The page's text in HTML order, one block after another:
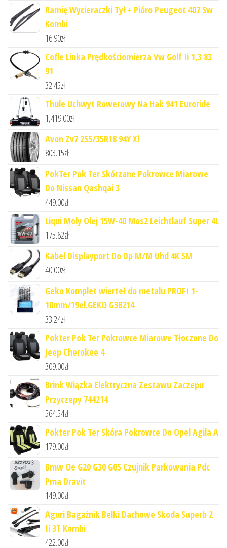
Ramię Wycieraczki Tył + Pióro Peugeot 407 Sw
Kombi
16.90zł
Cofle Linka Prędkościomierza Vw Golf Ii 1,3 83
91
32.45zł
Thule Uchwyt Rowerowy Na Hak 941 Euroride
1,419.00zł
Avon Zv7 255/35R18 94Y Xl
803.15zł
PokTer Pok Ter Skórzane Pokrowce Miarowe
Do Nissan Qashqai 3
449.00zł
Liqui Moly Olej 15W-40 Mos2 Leichtlauf Super 4L
175.62zł
Kabel Displayport Do Dp M/M Uhd 4K 5M
40.00zł
Geko Komplet wierteł do metalu PROFI 1-
10mm/19el.GEKO G38214
33.24zł
Pokter Pok Ter Pokrowce Miarowe Tłoczone Do
Jeep Cherokee 4
309.00zł
Brink Wiązka Elektryczna Zestawu Zaczepu
Przyczepy 744214
564.54zł
Pokter Pok Ter Skóra Pokrowce Do Opel Agila A
179.00zł
Bmw Oe G20 G30 G05 Czujnik Parkowania Pdc
Pma Dravit
149.00zł
Aguri Bagażnik Belki Dachowe Skoda Superb 2
Ii 3T Kombi
422.00zł